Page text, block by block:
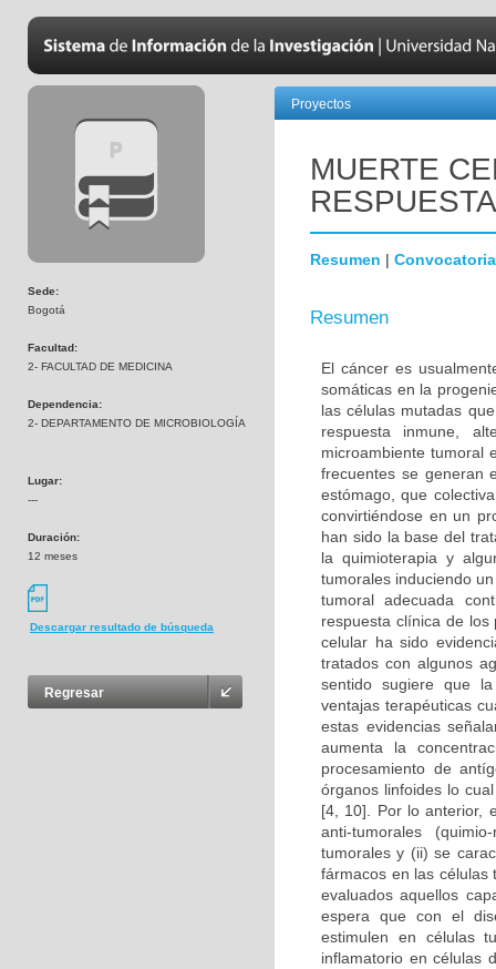
Sede:
Bogotá
Facultad:
2- FACULTAD DE MEDICINA
Dependencia:
2- DEPARTAMENTO DE MICROBIOLOGÍA
Lugar:
---
Duración:
12 meses
Descargar resultado de búsqueda
Regresar
Proyectos
MUERTE
Resumen | Convocatoria
Resumen
El cáncer es
somáticas en la
las células mutadas
respuesta inmune,
microambiente tumoral
frecuentes se generan
estómago, que
convirtiéndose en un
han sido la base del
la quimioterapia y
tumorales induciendo
tumoral adecuada
respuesta clínica de
celular ha sido
tratados con algunos
sentido sugiere que
ventajas terapéuticas
estas evidencias
aumenta la
procesamiento de
órganos linfoides lo
[4, 10]. Por lo anterior,
anti-tumorales
tumorales y (ii) se
fármacos en las células
evaluados aquellos
espera que con el
estimulen en células
inflamatorio en células